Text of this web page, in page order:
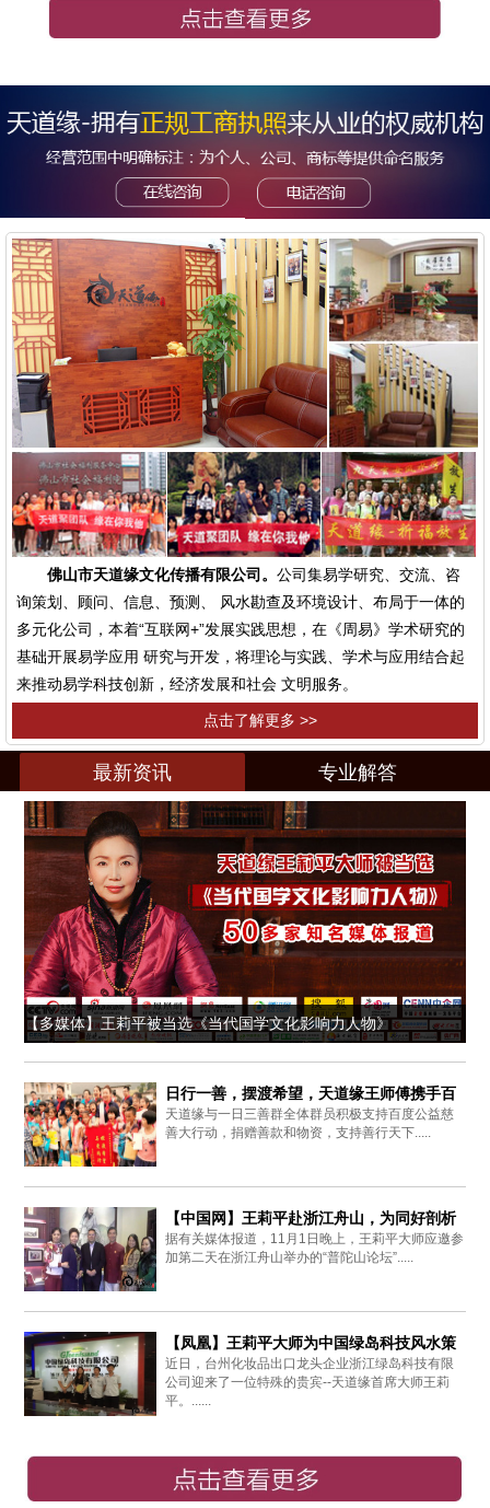
佛山市天道缘文化传播有限公司。 公司集易学研究、交流、咨
询策划、顾问、信息、预测、 风水勘查及环境设计、布局于一体的
多元化公司，本着“互联网+”发展实践思想，在《周易》学术研究的
基础开展易学应用 研究与开发，将理论与实践、学术与应用结合起
来推动易学科技创新，经济发展和社会 文明服务。
点击了解更多 >>
最新资讯 专业解答
【多媒体】王莉平被当选《当代国学文化影响力人物》
日行一善，摆渡希望，天道缘王师傅携手百
度爱心同行
天道缘与一日三善群全体群员积极支持百度公益慈
善大行动，捐赠善款和物资，支持善行天下.....
【中国网】王莉平赴浙江舟山，为同好剖析
周易思想
据有关媒体报道，11月1日晚上，王莉平大师应邀参
加第二天在浙江舟山举办的“普陀山论坛”.....
【凤凰】王莉平大师为中国绿岛科技风水策
划布局
近日，台州化妆品出口龙头企业浙江绿岛科技有限
公司迎来了一位特殊的贵宾--天道缘首席大师王莉
平。......